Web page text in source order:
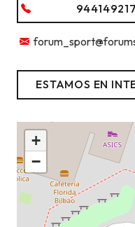
944149217
ESTAMOS EN
+
−